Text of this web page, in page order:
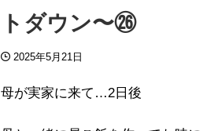
トダウン〜㉖
2025年5月21日
母が実家に来て…2日後